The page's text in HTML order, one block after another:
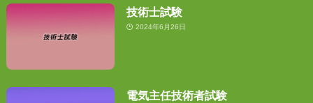
技術士試験
2024年6月26日
電気主任技術者試験